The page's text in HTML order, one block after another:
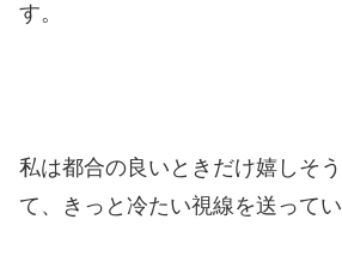
す。
私は都合の良いときだけ嬉しそ
て、きっと冷たい視線を送ってい